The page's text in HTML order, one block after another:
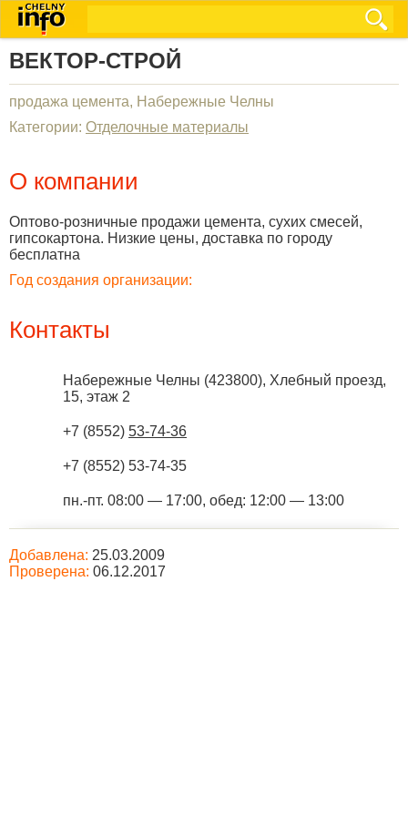
ВЕКТОР-СТРОЙ
продажа цемента, Набережные Челны
Категории: Отделочные материалы
О компании
Оптово-розничные продажи цемента, сухих смесей,
гипсокартона. Низкие цены, доставка по городу
бесплатна
Год создания организации:
Контакты
Набережные Челны (423800), Хлебный проезд,
15, этаж 2
+7 (8552) 53-74-36
+7 (8552) 53-74-35
пн.-пт. 08:00 — 17:00, обед: 12:00 — 13:00
Добавлена: 25.03.2009
Проверена: 06.12.2017